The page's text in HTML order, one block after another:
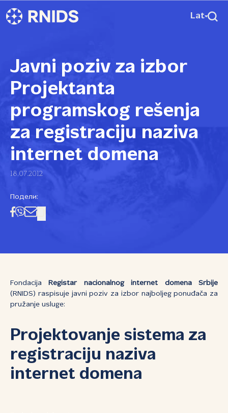
Lat
Javni poziv za izbor
Projektanta
programskog rešenja
za registraciju naziva
internet domena
18.07.2012
Подели:
Fondacija
Registar nacionalnog internet domena Srbije
(RNIDS) raspisuje javni poziv za izbor najboljeg ponuđača za
pružanje usluge:
Projektovanje sistema za
registraciju naziva
internet domena